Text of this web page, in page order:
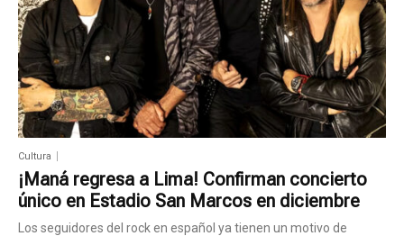
Cultura
¡Maná regresa a Lima! Confirman concierto
único en Estadio San Marcos en diciembre
Los seguidores del rock en español ya tienen un motivo de